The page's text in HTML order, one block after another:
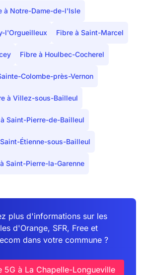
à Notre-Dame-de-l'Isle
l'Orgueilleux Fibre à Saint-Marcel
Fibre à Houlbec-Cocherel
Colombe-près-Vernon
à Villez-sous-Bailleul
Saint-Pierre-de-Bailleul
Étienne-sous-Bailleul
Saint-Pierre-la-Garenne
plus d'informations sur les
d'Orange, SFR, Free et
dans votre commune ?
5G à La Chapelle-Longueville